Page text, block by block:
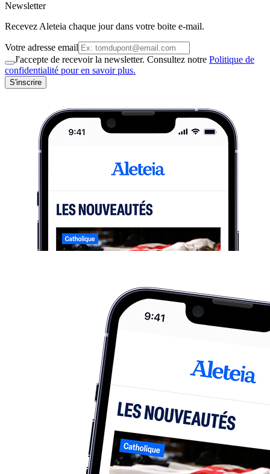
Newsletter
Recevez Aleteia chaque jour dans votre boite e-mail.
Votre adresse email
J'accepte de recevoir la newsletter. Consultez notre Politique de
confidentialité pour en savoir plus.
S'inscrire